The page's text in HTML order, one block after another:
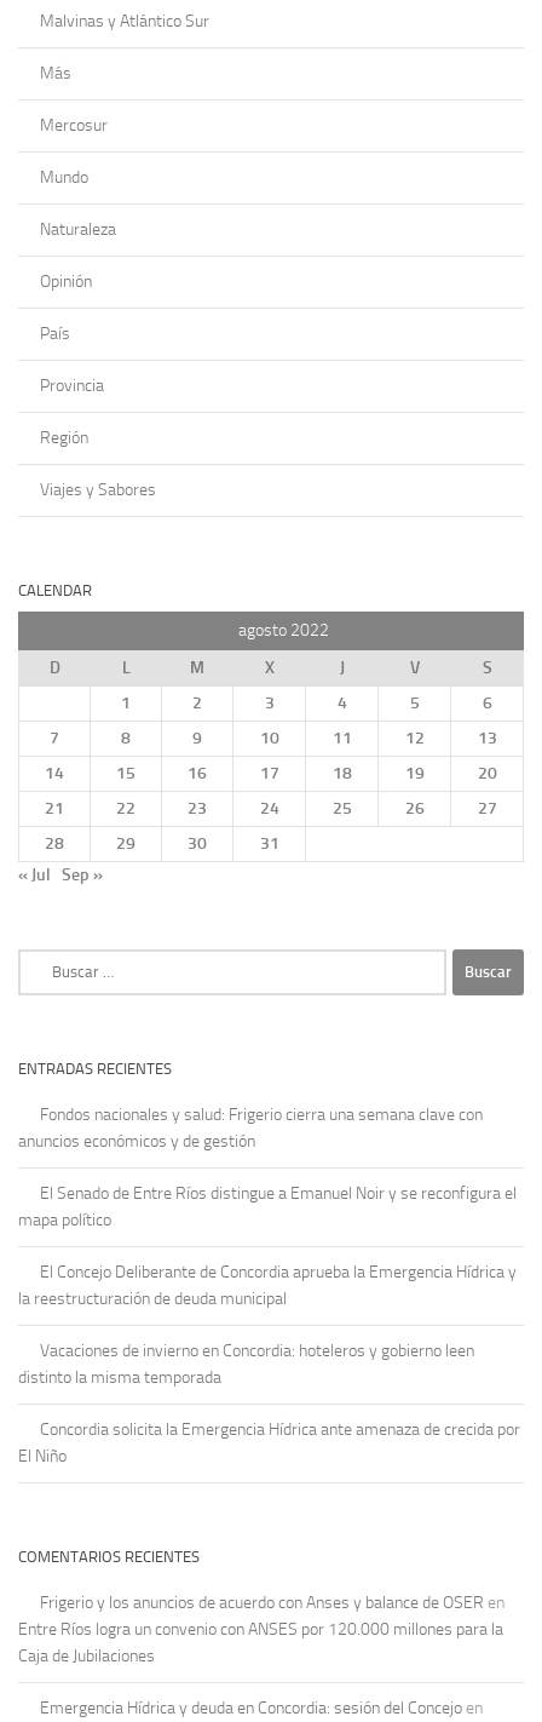
Malvinas y Atlántico Sur
Más
Mercosur
Mundo
Naturaleza
Opinión
País
Provincia
Región
Viajes y Sabores
CALENDAR
agosto 2022
D
L M X J V
S
1
2 3 4 5
6
7
8 9 10 11 12
13
14
15 16 17 18 19
20
21
22 23 24 25 26
27
28
29 30
31
« Jul Sep »
ENTRADAS RECIENTES
Fondos nacionales y salud: Frigerio cierra una semana clave con
anuncios económicos y de gestión
El Senado de Entre Ríos distingue a Emanuel Noir y se reconfigura el
mapa político
El Concejo Deliberante de Concordia aprueba la Emergencia Hídrica y
la reestructuración de deuda municipal
Vacaciones de invierno en Concordia: hoteleros y gobierno leen
distinto la misma temporada
Concordia solicita la Emergencia Hídrica ante amenaza de crecida por
El Niño
COMENTARIOS RECIENTES
Frigerio y los anuncios de acuerdo con Anses y balance de OSER en
Entre Ríos logra un convenio con ANSES por 120.000 millones para la
Caja de Jubilaciones
Emergencia Hídrica y deuda en Concordia: sesión del Concejo en